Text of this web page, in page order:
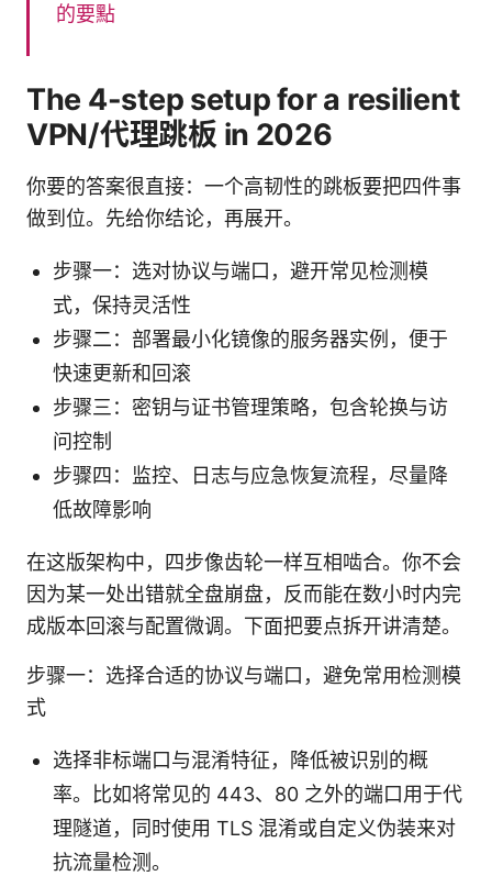
的要點
The 4-step setup for a resilient
VPN/代理跳板 in 2026
你要的答案很直接：一个高韧性的跳板要把四件事
做到位。先给你结论，再展开。
步骤一：选对协议与端口，避开常见检测模
式，保持灵活性
步骤二：部署最小化镜像的服务器实例，便于
快速更新和回滚
步骤三：密钥与证书管理策略，包含轮换与访
问控制
步骤四：监控、日志与应急恢复流程，尽量降
低故障影响
在这版架构中，四步像齿轮一样互相啮合。你不会
因为某一处出错就全盘崩盘，反而能在数小时内完
成版本回滚与配置微调。下面把要点拆开讲清楚。
步骤一：选择合适的协议与端口，避免常用检测模
式
选择非标端口与混淆特征，降低被识别的概
率。比如将常见的 443、80 之外的端口用于代
理隧道，同时使用 TLS 混淆或自定义伪装来对
抗流量检测。